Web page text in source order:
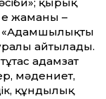
қырық
жаманы –
«Адамшылықтың
айтылады.
адамзат
мәдениет,
құндылық